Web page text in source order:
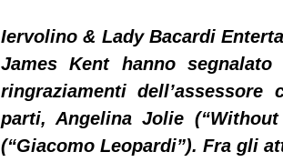
Iervolino & Lady Bacardi
James Kent hanno
ringraziamenti
parti, Angelina Jolie
(“Giacomo Leopardi”). Fra gli